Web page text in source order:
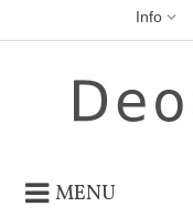
Info
MENU